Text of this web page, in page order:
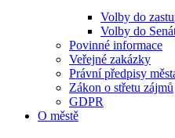
Volby do
Volby do
Povinné informace
Veřejné zakázky
Právní předpisy
Zákon o střetu zájmů
GDPR
O městě